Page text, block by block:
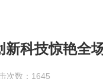
新科技惊艳全
次数：1645